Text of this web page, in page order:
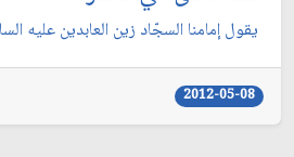
يقول إمامنا السجّاد زين العابدين عليه
2012-05-08